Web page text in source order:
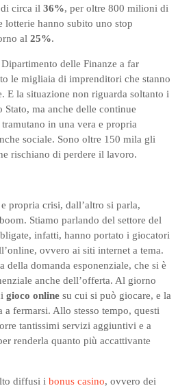
di circa il 36%, per oltre 800 milioni di
lotterie hanno subito uno stop
al 25%.
delle Finanze a far
le migliaia di imprenditori che stanno
E la situazione non riguarda soltanto i
ma anche delle continue
in una vera e propria
sociale. Sono oltre 150 mila gli
rischiano di perdere il lavoro.
propria crisi, dall’altro si parla,
Stiamo parlando del settore del
infatti, hanno portato i giocatori
ovvero ai siti internet a tema.
della domanda esponenziale, che si è
anche dell’offerta. Al giorno
gioco online su cui si può giocare, e la
a fermarsi. Allo stesso tempo, questi
tantissimi servizi aggiuntivi e a
renderla quanto più accattivante
diffusi i bonus casino, ovvero dei